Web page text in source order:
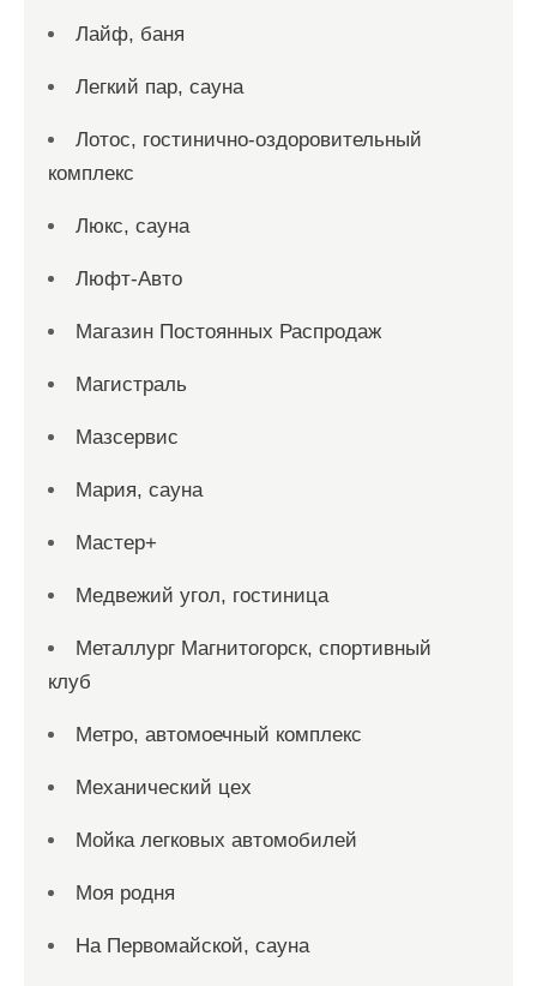
Лайф, баня
Легкий пар, сауна
Лотос, гостинично-оздоровительный
комплекс
Люкс, сауна
Люфт-Авто
Магазин Постоянных Распродаж
Магистраль
Мазсервис
Мария, сауна
Мастер+
Медвежий угол, гостиница
Металлург Магнитогорск, спортивный
клуб
Метро, автомоечный комплекс
Механический цех
Мойка легковых автомобилей
Моя родня
На Первомайской, сауна